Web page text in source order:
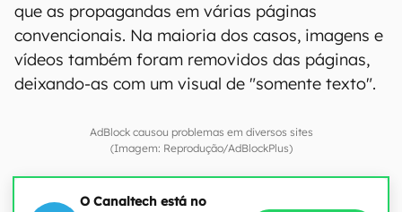
que as propagandas em várias páginas
convencionais. Na maioria dos casos, imagens e
vídeos também foram removidos das páginas,
deixando-as com um visual de "somente texto".
AdBlock causou problemas em diversos sites
(Imagem: Reprodução/AdBlockPlus)
O Canaltech está no